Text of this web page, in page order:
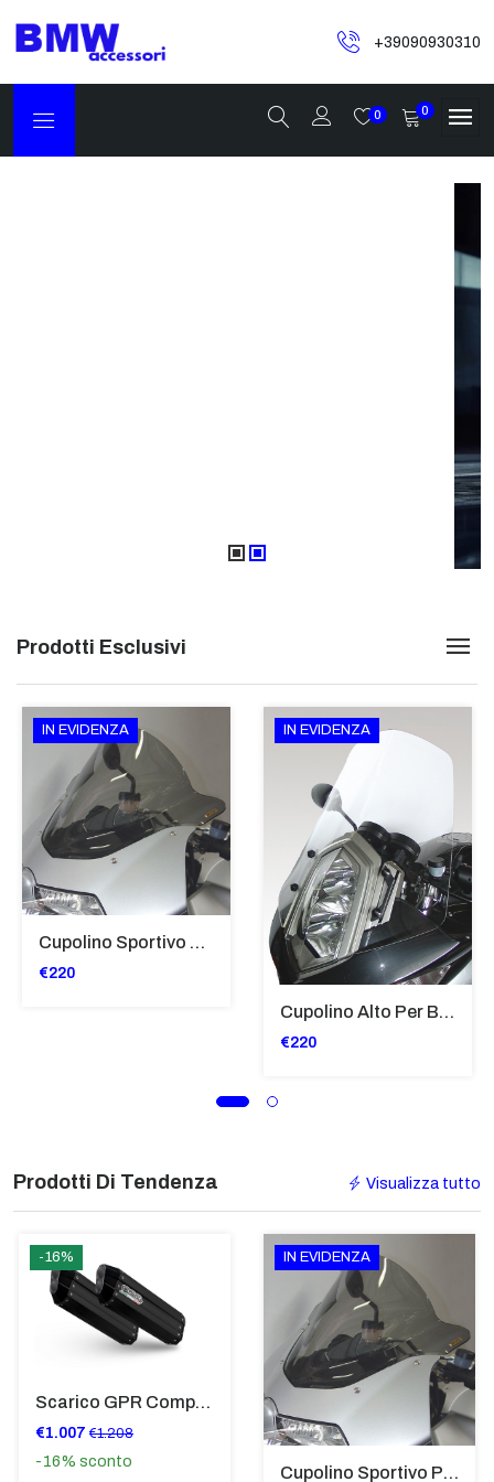
+39090930310
0 0
Prodotti Esclusivi
IN EVIDENZA
Cupolino Sportivo Per Bmw K 1200 R Sport 2005-07 TRASPARENTE - Sc967-T
€220
IN EVIDENZA
Cupolino Alto Per Bmw R 1200 St 2004 - 2007 TRASPARENTE - Sc950-T
€220
Prodotti Di Tendenza Visualizza tutto
-16%
Scarico GPR Compatibile Con Bmw K 1600 Gt 2017-2021 - Hyper Sonic Black Titanium
€1.007 €1.208
-16% sconto
IN EVIDENZA
Cupolino Sportivo Per Bmw K 1200 R Sport 2005-07 TRASPARENTE - Sc967-T